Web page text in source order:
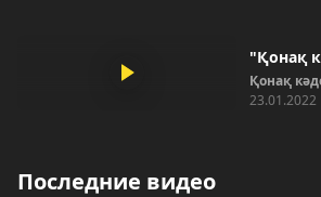
"Қонақ
Қонақ
23.01.2022
Последние видео